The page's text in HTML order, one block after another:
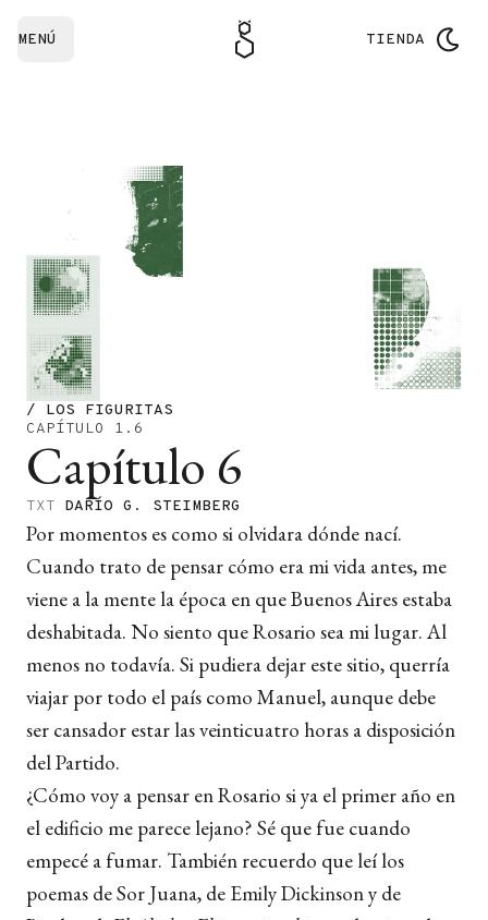
MENÚ TIENDA
/ LOS FIGURITAS
CAPÍTULO 1.6
Capítulo 6
TXT DARÍO G. STEIMBERG
Por momentos es como si olvidara dónde nací.
Cuando trato de pensar cómo era mi vida antes, me
viene a la mente la época en que Buenos Aires estaba
deshabitada. No siento que Rosario sea mi lugar. Al
menos no todavía. Si pudiera dejar este sitio, querría
viajar por todo el país como Manuel, aunque debe
ser cansador estar las veinticuatro horas a disposición
del Partido.
¿Cómo voy a pensar en Rosario si ya el primer año en
el edificio me parece lejano? Sé que fue cuando
empecé a fumar. También recuerdo que leí los
poemas de Sor Juana, de Emily Dickinson y de